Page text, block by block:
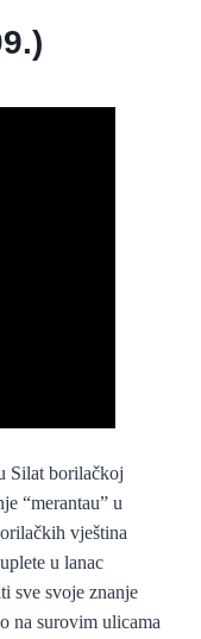
Silat borilačkoj
“merantau” u
vještina
u lanac
sve svoje znanje
na surovim ulicama